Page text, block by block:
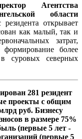
Агентства
области
открывает
как малый, так и
затрат,
формирование более
суровых северных
281 резидент
проекты с общим
руб. Бизнесу
в размере 75%
(первые 5 лет -
(первые 5